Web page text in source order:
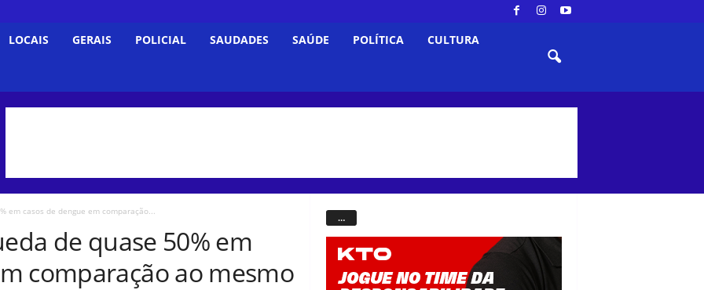
LOCAIS GERAIS POLICIAL SAUDADES SAÚDE POLÍTICA CULTURA
em casos de dengue em comparação...
de quase 50% em
comparação ao mesmo
…